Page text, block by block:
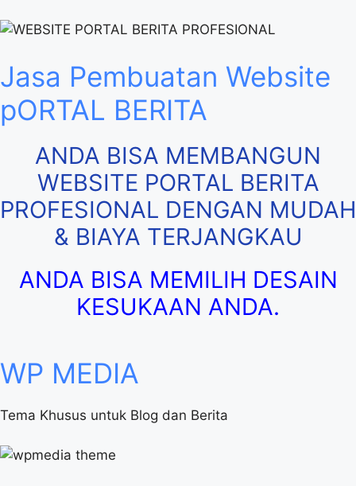
Jasa Pembuatan Website
pORTAL BERITA
ANDA BISA MEMBANGUN
WEBSITE PORTAL BERITA
PROFESIONAL DENGAN MUDAH
& BIAYA TERJANGKAU
ANDA BISA MEMILIH DESAIN
KESUKAAN ANDA.
WP MEDIA
Tema Khusus untuk Blog dan Berita